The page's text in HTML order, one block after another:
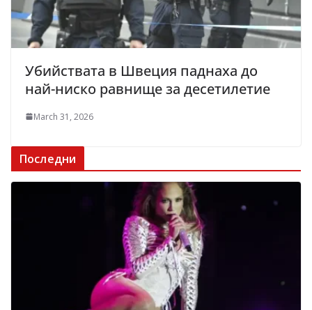
Убийствата в Швеция паднаха до
най-ниско равнище за десетилетие
March 31, 2026
Последни